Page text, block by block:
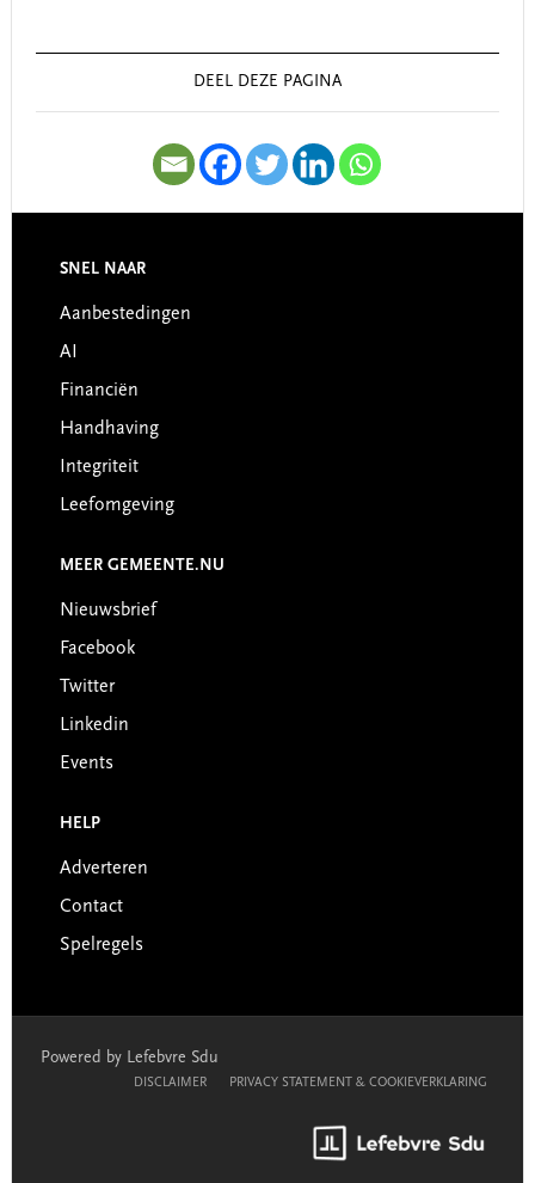
Sidebar
DEEL DEZE PAGINA
Footer
SNEL NAAR
Aanbestedingen
AI
Financiën
Handhaving
Integriteit
Leefomgeving
MEER GEMEENTE.NU
Nieuwsbrief
Facebook
Twitter
Linkedin
Events
HELP
Adverteren
Contact
Spelregels
Powered by Lefebvre Sdu
DISCLAIMER PRIVACY STATEMENT & COOKIEVERKLARING